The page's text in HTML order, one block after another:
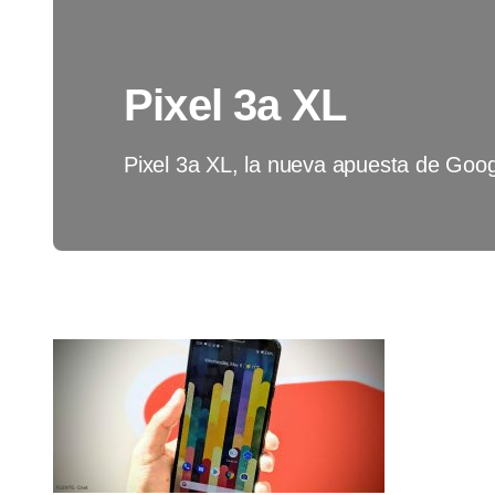
Pixel 3a XL
Pixel 3a XL, la nueva apuesta de